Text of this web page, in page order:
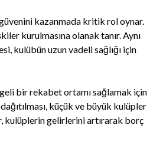
kazanmada kritik rol oynar.
kurulmasına olanak tanır. Aynı
kulübün uzun vadeli sağlığı için
bir rekabet ortamı sağlamak için
küçük ve büyük kulüpler
kulüplerin gelirlerini artırarak borç